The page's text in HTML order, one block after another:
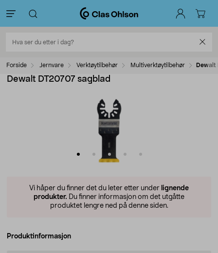
Forside Jernvare Verktøytilbehør Multiverktøytilbehør Dewalt
Dewalt DT20707 sagblad
Vi håper du finner det du leter etter under lignende
produkter. Du finner informasjon om det utgåtte
produktet lengre ned på denne siden.
Produktinformasjon